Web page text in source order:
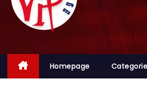
n
e
Homepage Categorie